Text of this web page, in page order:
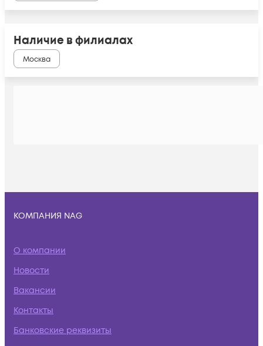
Наличие в филиалах
Москва
КОМПАНИЯ NAG
О компании
Новости
Вакансии
Контакты
Банковские реквизиты